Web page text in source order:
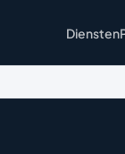
Diensten